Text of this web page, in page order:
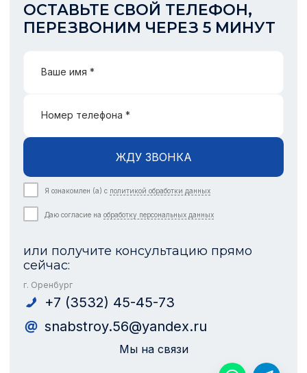
ОСТАВЬТЕ СВОЙ ТЕЛЕФОН,
ПЕРЕЗВОНИМ ЧЕРЕЗ 5 МИНУТ
Ваше имя *
Номер телефона *
ЖДУ ЗВОНКА
Я ознакомлен (а) с политикой обработки данных
Даю согласие на обработку персональных данных
или получите консультацию прямо
сейчас:
г. Оренбург
+7 (3532) 45-45-73
snabstroy.56@yandex.ru
Мы на связи